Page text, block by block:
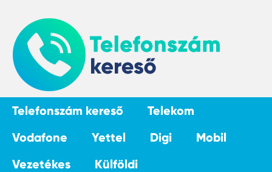
Telefonszám kereső
Telekom
Vodafone
Yettel Digi
Mobil
Vezetékes
Külföldi